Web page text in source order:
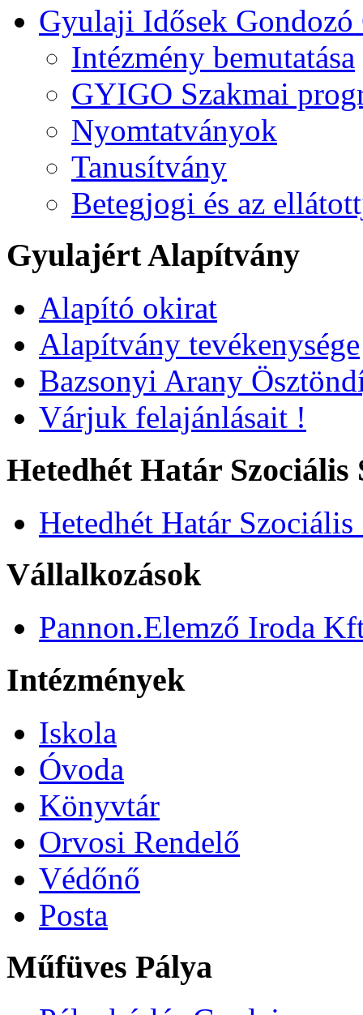
Gyulaji Idősek Gondozó
Intézmény bemutatása
GYIGO Szakmai
Nyomtatványok
Tanusítvány
Betegjogi és az
Gyulajért Alapítvány
Alapító okirat
Alapítvány tevékenysége
Bazsonyi Arany
Várjuk felajánlásait !
Hetedhét Határ Szociális
Hetedhét Határ Szociális
Vállalkozások
Pannon.Elemző Iroda
Intézmények
Iskola
Óvoda
Könyvtár
Orvosi Rendelő
Védőnő
Posta
Műfüves Pálya